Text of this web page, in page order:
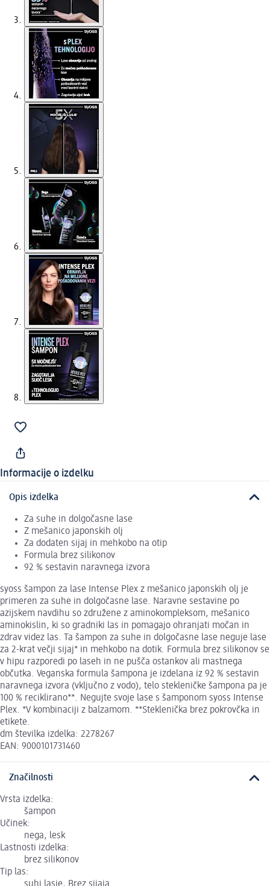
Informacije o izdelku
Opis izdelka
Za suhe in dolgočasne lase
Z mešanico japonskih olj
Za dodaten sijaj in mehkobo na otip
Formula brez silikonov
92 % sestavin naravnega izvora
syoss šampon za lase Intense Plex z mešanico japonskih olj je
primeren za suhe in dolgočasne lase. Naravne sestavine po
azijskem navdihu so združene z aminokompleksom, mešanico
aminokislin, ki so gradniki las in pomagajo ohranjati močan in
zdrav videz las. Ta šampon za suhe in dolgočasne lase neguje lase
za 2-krat večji sijaj* in mehkobo na dotik. Formula brez silikonov se
v hipu razporedi po laseh in ne pušča ostankov ali mastnega
občutka. Veganska formula šampona je izdelana iz 92 % sestavin
naravnega izvora (vključno z vodo), telo stekleničke šampona pa je
100 % reciklirano**. Negujte svoje lase s šamponom syoss Intense
Plex. *V kombinaciji z balzamom. **Steklenička brez pokrovčka in
etikete.
dm številka izdelka: 2278267
EAN: 9000101731460
Značilnosti
Vrsta izdelka:
šampon
Učinek:
nega, lesk
Lastnosti izdelka:
brez silikonov
Tip las: